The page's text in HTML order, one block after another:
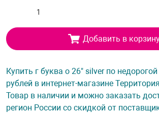
Добавить в
Купить г буква о 26" silver по
рублей в интернет-магазине
Товар в наличии и можно заказать
регион России со скидкой от